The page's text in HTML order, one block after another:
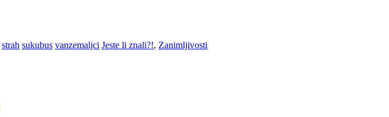
strah sukubus vanzemaljci Jeste li znali?!, Zanimljivosti